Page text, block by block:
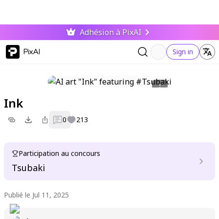
Adhésion à PixAI
PixAI Sign in
Ink
0 213
Participation au concours
Tsubaki
Publié le Jul 11, 2025